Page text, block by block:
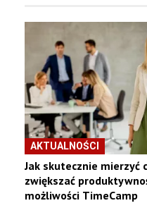
AKTUALNOŚCI
Jak skutecznie mierzyć
zwiększać
możliwości TimeCamp